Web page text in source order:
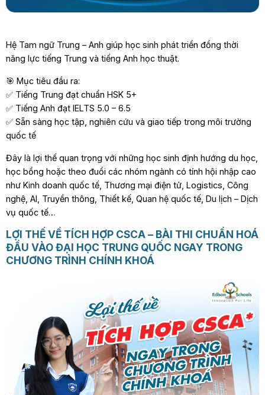
Hệ Tam ngữ Trung – Anh giúp học sinh phát triển đồng thời
năng lực tiếng Trung và tiếng Anh học thuật.
🎯 Mục tiêu đầu ra:
✅ Tiếng Trung đạt chuẩn HSK 5+
✅ Tiếng Anh đạt IELTS 5.0 – 6.5
✅ Sẵn sàng học tập, nghiên cứu và giao tiếp trong môi trường
quốc tế
Đây là lợi thế quan trọng với những học sinh định hướng du học,
học bổng hoặc theo đuổi các nhóm ngành có tính hội nhập cao
như Kinh doanh quốc tế, Thương mại điện tử, Logistics, Công
nghệ, AI, Truyền thông, Thiết kế, Quan hệ quốc tế, Du lịch – Dịch
vụ quốc tế…
LỢI THẾ VỀ TÍCH HỢP CSCA – BÀI THI CHUẨN HOÁ
ĐẦU VÀO ĐẠI HỌC TRUNG QUỐC NGAY TRONG
CHƯƠNG TRÌNH CHÍNH KHOÁ